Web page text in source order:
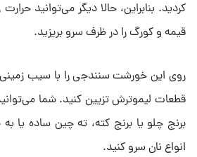
کردید. بنابراین، حالا دیگر می‌توانید
قیمه و کورگ را در ظرف سرو بریزید.
روی این خورشت سنندجی را با سیب
قطعات لیموترش تزیین کنید. شما
برنج چلو یا برنج کته، ته‌ چین ساده یا
انواع نان سرو کنید.